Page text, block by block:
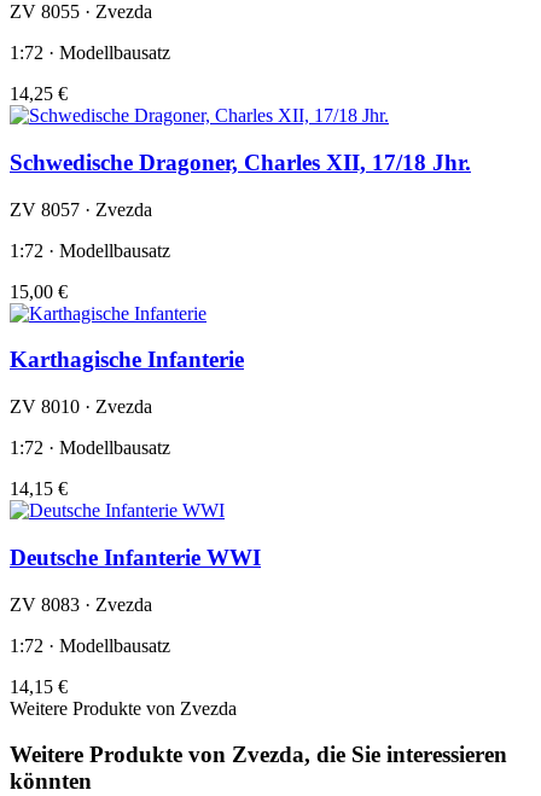
ZV 8055 · Zvezda
1:72 · Modellbausatz
14,25 €
Schwedische Dragoner, Charles XII, 17/18 Jhr.
ZV 8057 · Zvezda
1:72 · Modellbausatz
15,00 €
Karthagische Infanterie
ZV 8010 · Zvezda
1:72 · Modellbausatz
14,15 €
Deutsche Infanterie WWI
ZV 8083 · Zvezda
1:72 · Modellbausatz
14,15 €
Weitere Produkte von Zvezda
Weitere Produkte von Zvezda, die Sie interessieren
könnten